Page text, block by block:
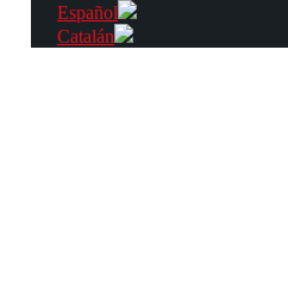
Español
Catalán